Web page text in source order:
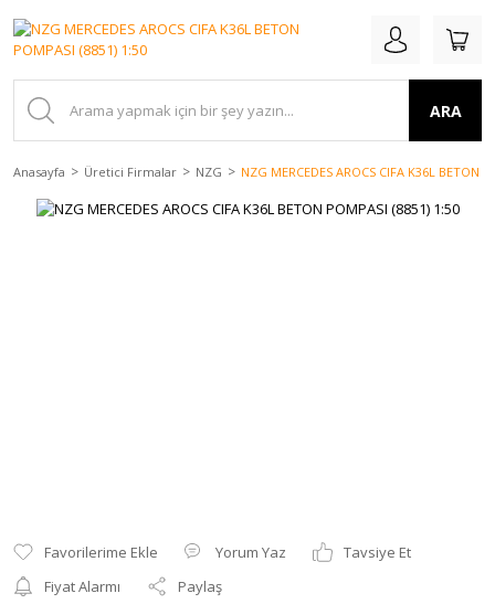
ARA
Anasayfa Üretici Firmalar NZG NZG MERCEDES AROCS CIFA K36L BETON
Yorum Yaz
Tavsiye Et
Fiyat Alarmı
Paylaş